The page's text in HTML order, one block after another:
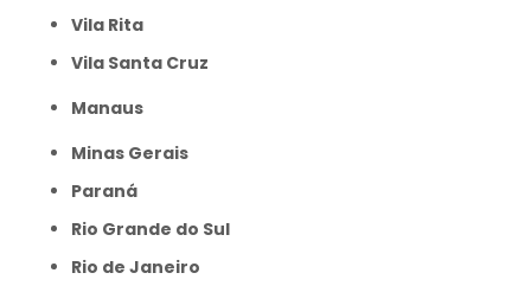
Vila Rita
Vila Santa Cruz
Manaus
Minas Gerais
Paraná
Rio Grande do Sul
Rio de Janeiro